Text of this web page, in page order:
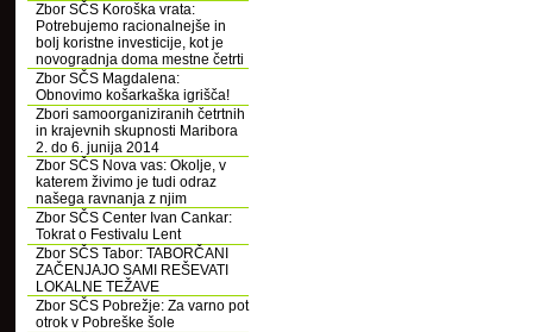
Zbor SČS Koroška vrata:
Potrebujemo racionalnejše in
bolj koristne investicije, kot je
novogradnja doma mestne četrti
Zbor SČS Magdalena:
Obnovimo košarkaška igrišča!
Zbori samoorganiziranih četrtnih
in krajevnih skupnosti Maribora
2. do 6. junija 2014
Zbor SČS Nova vas: Okolje, v
katerem živimo je tudi odraz
našega ravnanja z njim
Zbor SČS Center Ivan Cankar:
Tokrat o Festivalu Lent
Zbor SČS Tabor: TABORČANI
ZAČENJAJO SAMI REŠEVATI
LOKALNE TEŽAVE
Zbor SČS Pobrežje: Za varno pot
otrok v Pobreške šole